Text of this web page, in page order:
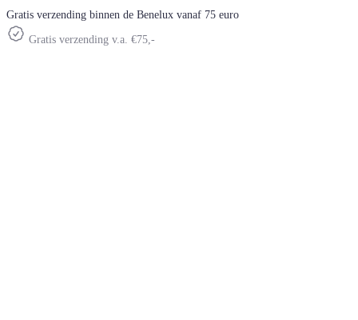
Gratis verzending binnen de Benelux vanaf 75 euro
Gratis verzending v.a. €75,-